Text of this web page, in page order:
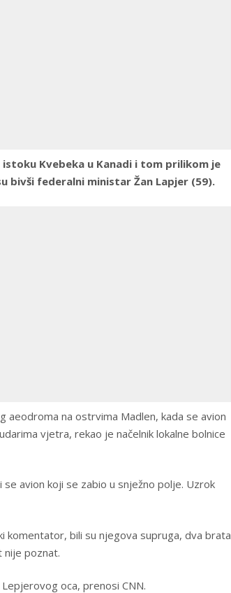
Kvebeka u Kanadi i tom prilikom je
bivši federalni ministar Žan Lapjer (59).
aeodroma na ostrvima Madlen, kada se avion
vjetra, rekao je načelnik lokalne bolnice
avion koji se zabio u snježno polje. Uzrok
komentator, bili su njegova supruga, dva brata
nije poznat.
oca, prenosi CNN.